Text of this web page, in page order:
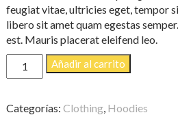
feugiat vitae, ultricies eget, tempor
libero sit amet quam egestas
est. Mauris placerat eleifend leo.
Woo
Ninja
Añadir al carrito
Categorías: Clothing, Hoodies